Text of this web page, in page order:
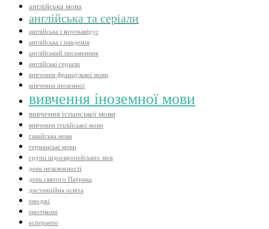
англійська мова
англійська та серіали
англійська і коронавірус
англійська і пандемія
англійський письменник
англійські серіали
вивчення французької мови
вивчення іноземної
вивчення іноземної мови
вивчення іспанської мови
вивчення італійської мови
гавайська мова
германські мови
групи індоєвропейських мов
день незалежності
день святого Патрика
дистанційна освіта
емоджі
емотікони
есперанто